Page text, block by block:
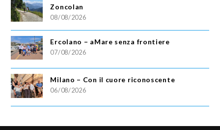
Zoncolan
08/08/2026
Ercolano – aMare senza frontiere
07/08/2026
Milano – Con il cuore riconoscente
06/08/2026